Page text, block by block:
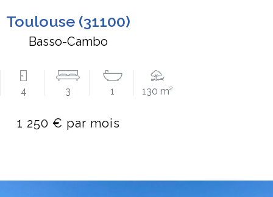
toulouse (31100)
Basso-Cambo
4 3 1 130 m²
1 250 € par mois